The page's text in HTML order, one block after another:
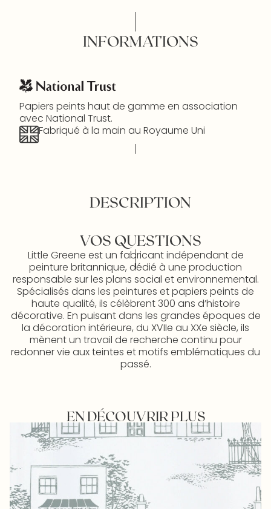
INFORMATIONS
Papiers peints haut de gamme en association
avec National Trust.
Fabriqué à la main au Royaume Uni
DESCRIPTION
VOS QUESTIONS
Little Greene est un fabricant indépendant de
peinture britannique, dédié à une production
responsable sur les plans social et environnemental.
Spécialisés dans les peintures et papiers peints de
haute qualité, ils célèbrent 300 ans d’histoire
décorative. En puisant dans les grandes époques de
la décoration intérieure, du XVIIe au XXe siècle, ils
mènent un travail de recherche continu pour
redonner vie aux teintes et motifs emblématiques du
passé.
EN DÉCOUVRIR PLUS